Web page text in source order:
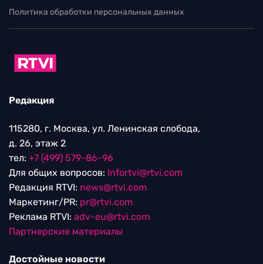
Политика обработки персональных данных
Редакция
115280, г. Москва, ул. Ленинская слобода,
д. 26, этаж 2
тел: +7 (499) 579-86-96
Для общих вопросов: Infortvi@rtvi.com
Редакция RTVI: news@rtvi.com
Маркетинг/PR: pr@rtvi.com
Реклама RTVI: adv-eu@rtvi.com
Партнерские материалы
Достойные новости